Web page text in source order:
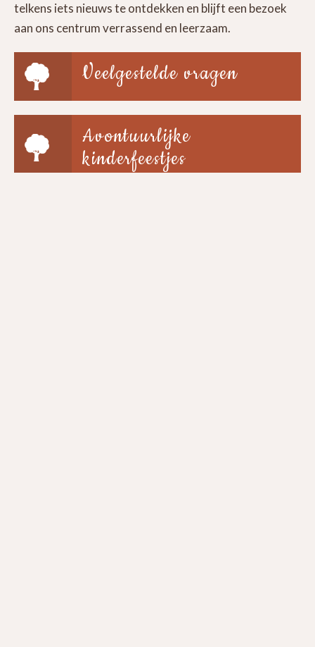
telkens iets nieuws te ontdekken en blijft een bezoek
aan ons centrum verrassend en leerzaam.
Veelgestelde vragen
Avontuurlijke
kinderfeestjes